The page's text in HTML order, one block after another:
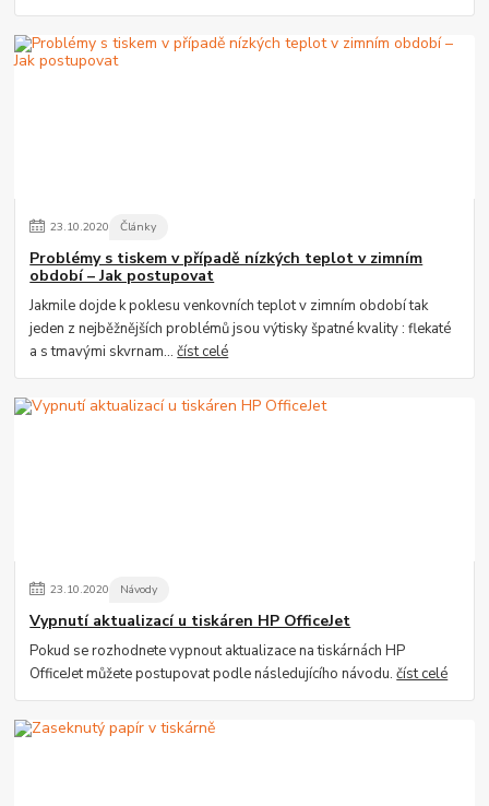
23.10.2020 Články
Problémy s tiskem v případě nízkých teplot v zimním
období – Jak postupovat
Jakmile dojde k poklesu venkovních teplot v zimním období tak
jeden z nejběžnějších problémů jsou výtisky špatné kvality : flekaté
a s tmavými skvrnam...číst celé
23.10.2020 Návody
Vypnutí aktualizací u tiskáren HP OfficeJet
Pokud se rozhodnete vypnout aktualizace na tiskárnách HP
OfficeJet můžete postupovat podle následujícího návodu.číst celé